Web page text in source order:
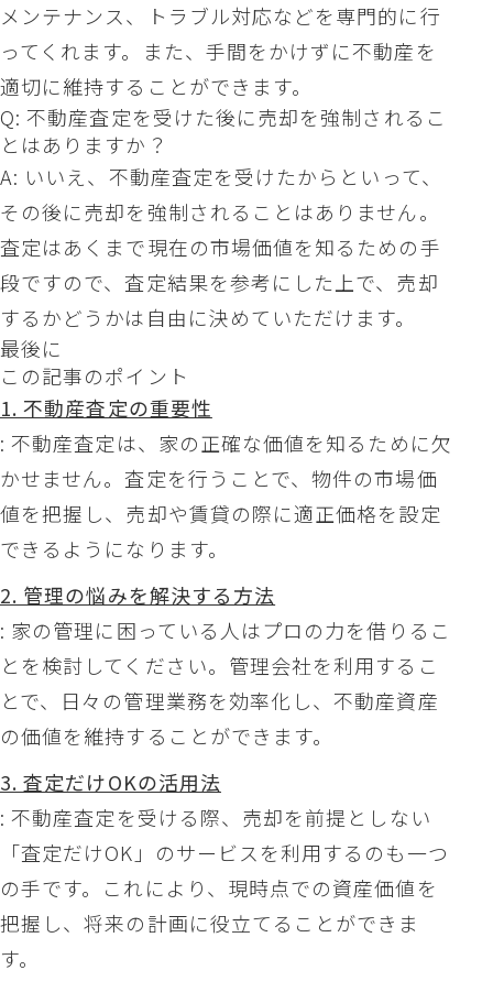
メンテナンス、トラブル対応などを専門的に行
ってくれます。また、手間をかけずに不動産を
適切に維持することができます。
Q: 不動産査定を受けた後に売却を強制されるこ
とはありますか？
A: いいえ、不動産査定を受けたからといって、
その後に売却を強制されることはありません。
査定はあくまで現在の市場価値を知るための手
段ですので、査定結果を参考にした上で、売却
するかどうかは自由に決めていただけます。
最後に
この記事のポイント
1. 不動産査定の重要性
: 不動産査定は、家の正確な価値を知るために欠
かせません。査定を行うことで、物件の市場価
値を把握し、売却や賃貸の際に適正価格を設定
できるようになります。
2. 管理の悩みを解決する方法
: 家の管理に困っている人はプロの力を借りるこ
とを検討してください。管理会社を利用するこ
とで、日々の管理業務を効率化し、不動産資産
の価値を維持することができます。
3. 査定だけOKの活用法
: 不動産査定を受ける際、売却を前提としない
「査定だけOK」のサービスを利用するのも一つ
の手です。これにより、現時点での資産価値を
把握し、将来の計画に役立てることができま
す。